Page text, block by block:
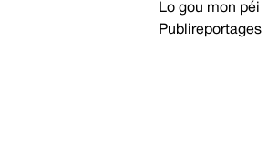
Lo gou mon péi
Publireportages